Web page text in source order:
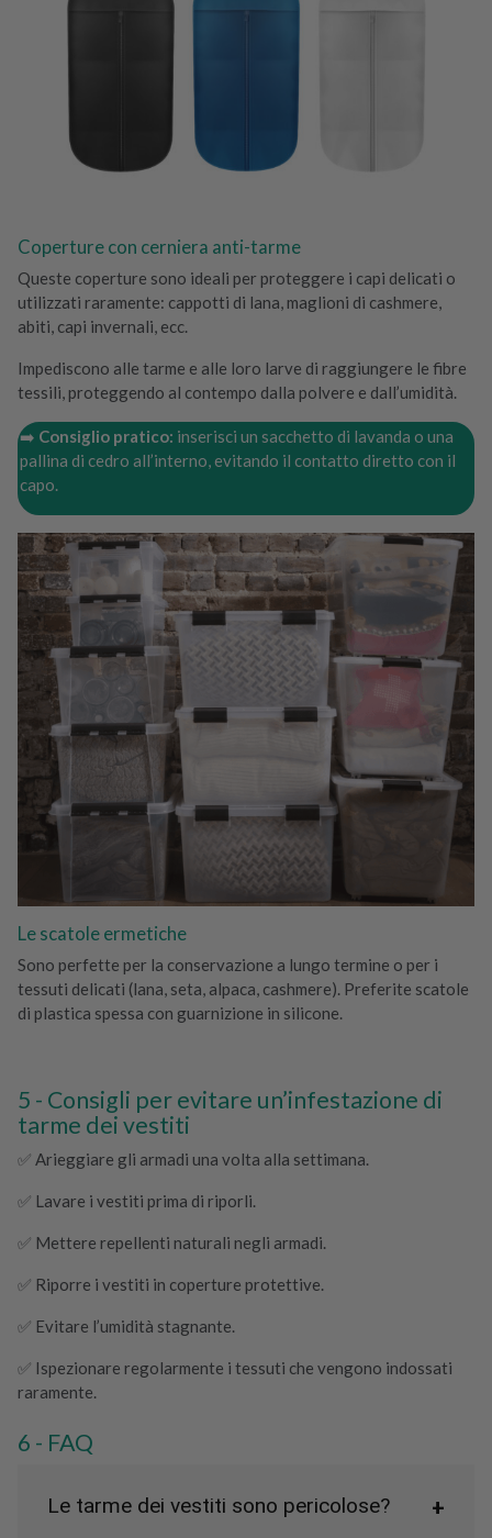
Coperture con cerniera anti-tarme
Queste coperture sono ideali per proteggere i capi delicati o
utilizzati raramente: cappotti di lana, maglioni di cashmere,
abiti, capi invernali, ecc.
Impediscono alle tarme e alle loro larve di raggiungere le fibre
tessili, proteggendo al contempo dalla polvere e dall’umidità.
➡️ Consiglio pratico: inserisci un sacchetto di lavanda o una
pallina di cedro all’interno, evitando il contatto diretto con il
capo.
Le scatole ermetiche
Sono perfette per la conservazione a lungo termine o per i
tessuti delicati (lana, seta, alpaca, cashmere). Preferite scatole
di plastica spessa con guarnizione in silicone.
Consigli per evitare un’infestazione di
tarme dei vestiti
✅ Arieggiare gli armadi una volta alla settimana.
✅ Lavare i vestiti prima di riporli.
✅ Mettere repellenti naturali negli armadi.
✅ Riporre i vestiti in coperture protettive.
✅ Evitare l’umidità stagnante.
✅ Ispezionare regolarmente i tessuti che vengono indossati
raramente.
FAQ
Le tarme dei vestiti sono pericolose?